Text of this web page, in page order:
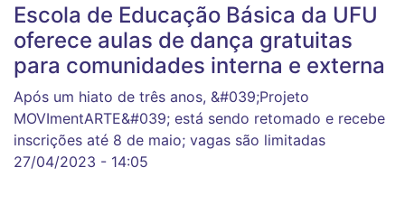
Escola de Educação Básica da UFU
oferece aulas de dança gratuitas
para comunidades interna e externa
Após um hiato de três anos, &#039;Projeto
MOVImentARTE&#039; está sendo retomado e recebe
inscrições até 8 de maio; vagas são limitadas
27/04/2023 - 14:05